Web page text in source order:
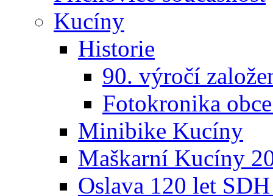
Kucíny
Historie
90. výročí
Fotokronika
Minibike Kucíny
Maškarní Kucíny
Oslava 120 let